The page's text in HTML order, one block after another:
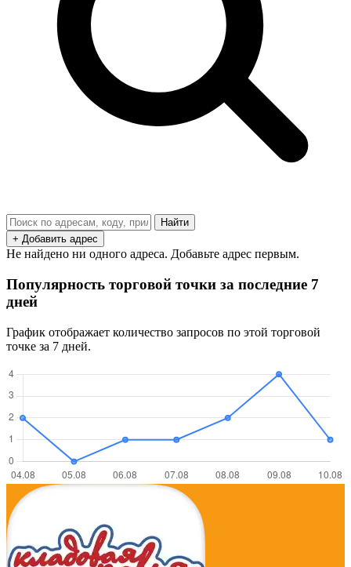
Найти
+ Добавить адрес
Не найдено ни одного адреса. Добавьте адрес первым.
Популярность торговой точки за последние 7
дней
График отображает количество запросов по этой торговой
точке за 7 дней.